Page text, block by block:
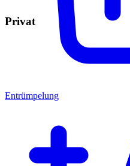
Privat
Entrümpelung